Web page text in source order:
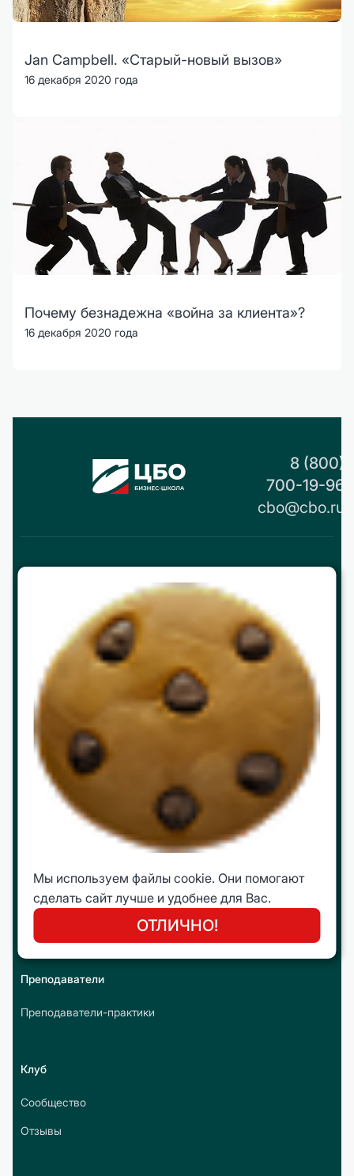
Jan Campbell. «Старый-новый вызов»
16 декабря 2020 года
Почему безнадежна «война за клиента»?
16 декабря 2020 года
8 (800)
700-19-96
cbo@cbo.ru
О нас
Реквизиты и контакты
Партнерство
Работа в ЦБО
Программы
МВА
mini МВА
Корпоративное обучение
Молодежная Бизнес Лига (МБЛ)
Преподаватели
Преподаватели-практики
Клуб
Сообщество
Отзывы
Мы используем файлы cookie. Они помогают
сделать сайт лучше и удобнее для Вас.
ОТЛИЧНО!